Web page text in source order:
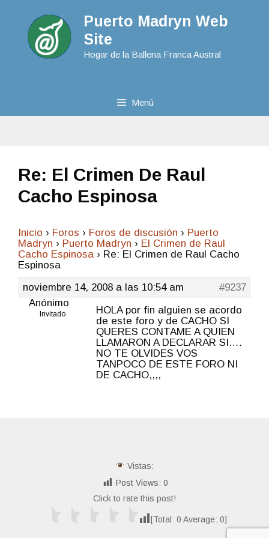
Puerto Madryn Web
Site
Hogar de la Ballena Franca Austral
Menú
Re: El Crimen De Raul
Cacho Espinosa
Inicio › Foros › Foros de discusión › Puerto
Madryn › Puerto Madryn › El Crimen de Raul
Cacho Espinosa › Re: El Crimen de Raul Cacho
Espinosa
noviembre 14, 2008 a las 10:54 am
#9237
Anónimo
Invitado
HOLA por fin alguien se acordo
de este foro y de CACHO SI
QUERES CONTAME A QUIEN
LLAMARON A DECLARAR SI….
NO TE OLVIDES VOS
TANPOCO DE ESTE FORO NI
DE CACHO,,,,
Vistas:
Post Views: 0
Click to rate this post!
[Total: 0 Average: 0]